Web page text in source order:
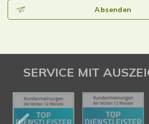
Absenden
SERVICE MIT